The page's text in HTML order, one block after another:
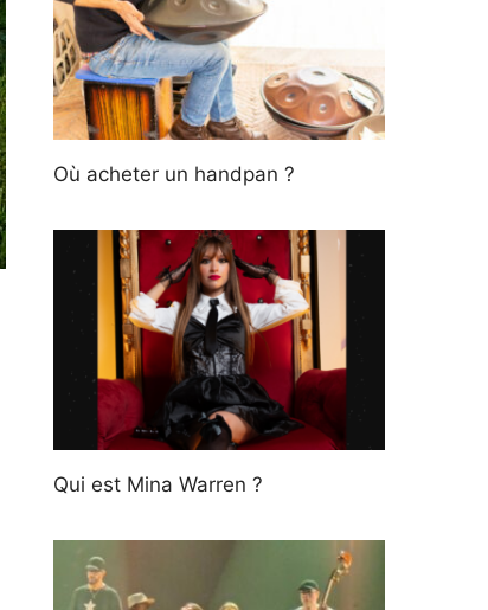
Où acheter un handpan ?
Qui est Mina Warren ?